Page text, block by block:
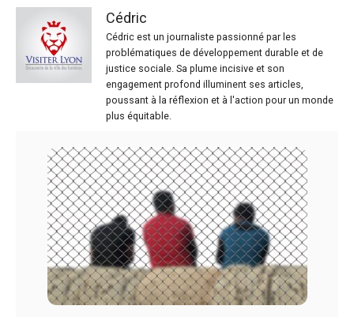
Cédric
Cédric est un journaliste passionné par les
problématiques de développement durable et de
justice sociale. Sa plume incisive et son
engagement profond illuminent ses articles,
poussant à la réflexion et à l'action pour un monde
plus équitable.